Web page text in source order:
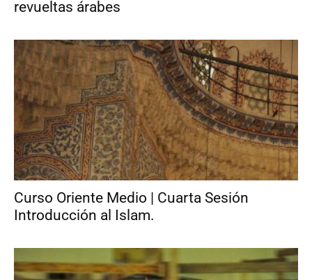
revueltas árabes
Curso Oriente Medio | Cuarta Sesión
Introducción al Islam.